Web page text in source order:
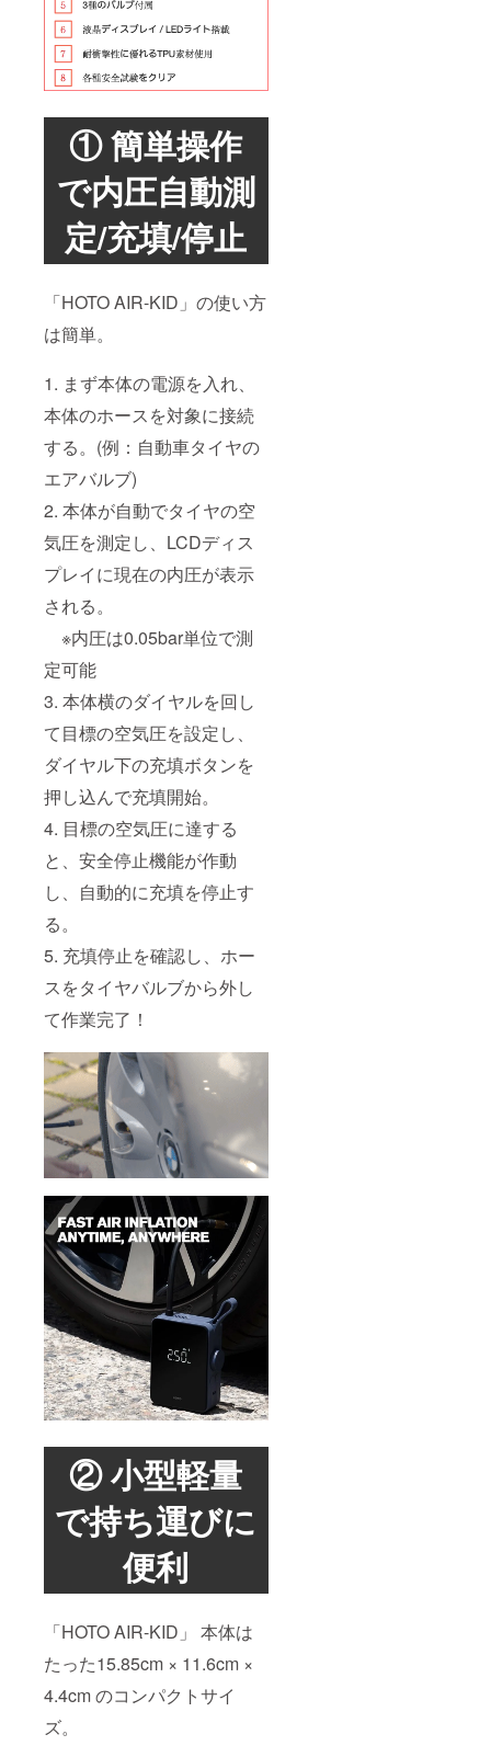
① 簡単操作
で内圧自動測
定/充填/停止
「HOTO AIR-KID」の使い方
は簡単。
1. まず本体の電源を入れ、
本体のホースを対象に接続
する。(例：自動車タイヤの
エアバルブ)
2. 本体が自動でタイヤの空
気圧を測定し、LCDディス
プレイに現在の内圧が表示
される。
※内圧は0.05bar単位で測
定可能
3. 本体横のダイヤルを回し
て目標の空気圧を設定し、
ダイヤル下の充填ボタンを
押し込んで充填開始。
4. 目標の空気圧に達する
と、安全停止機能が作動
し、自動的に充填を停止す
る。
5. 充填停止を確認し、ホー
スをタイヤバルブから外し
て作業完了！
② 小型軽量
で持ち運びに
便利
「HOTO AIR-KID」 本体は
たった15.85cm × 11.6cm ×
4.4cm のコンパクトサイ
ズ。